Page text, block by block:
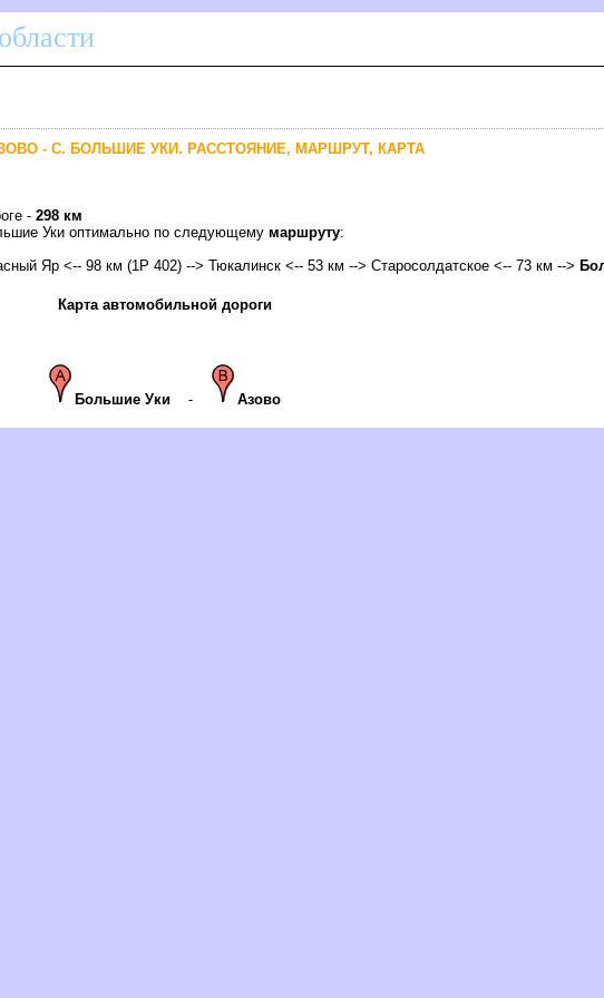
- С. БОЛЬШИЕ УКИ. РАССТОЯНИЕ, МАРШРУТ, КАРТА
- 298 км
Уки оптимально по следующему маршруту:
Яр <-- 98 км (1Р 402) --> Тюкалинск <-- 53 км --> Старосолдатское <-- 73 км -->
Карта автомобильной дороги
Большие Уки - Азово